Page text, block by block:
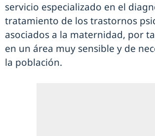
servicio especializado en el
tratamiento de los trastornos
asociados a la maternidad, por
en un área muy sensible y de
la población.